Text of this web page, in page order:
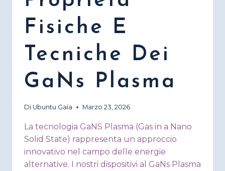
Fisiche E
Tecniche Dei
GaNs Plasma
Di Ubuntu Gaia Marzo 23, 2026
La tecnologia GaNS Plasma (Gas in a Nano
Solid State) rappresenta un approccio
innovativo nel campo delle energie
alternative. I nostri dispositivi al GaNs Plasma